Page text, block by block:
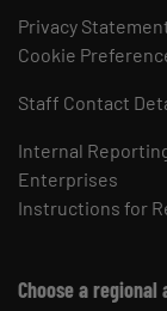
Privacy
Cookie
Staff Contact
Internal
Enterprises
Instructions for
Choose a